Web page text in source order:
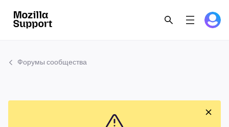
Форумы сообщества